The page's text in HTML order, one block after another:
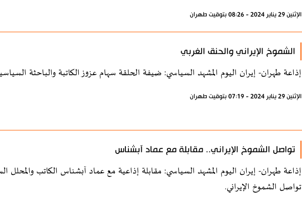
الإثنين 29 يناير 2024 - 08:26 بتوقيت طهران
الشموخ الإيراني والحنق الغربي
إذاعة طهران- إيران اليوم المشهد السياسي: ضيفة الحلقة سهام عزوز الكاتبة والباحثة
الإثنين 29 يناير 2024 - 07:19 بتوقيت طهران
تواصل الشموخ الإيراني.. مقابلة مع عماد آبشناس
إذاعة طهران- إيران اليوم المشهد السياسي: مقابلة إذاعية مع عماد آبشناس الكاتب
تواصل الشموخ الإيراني.